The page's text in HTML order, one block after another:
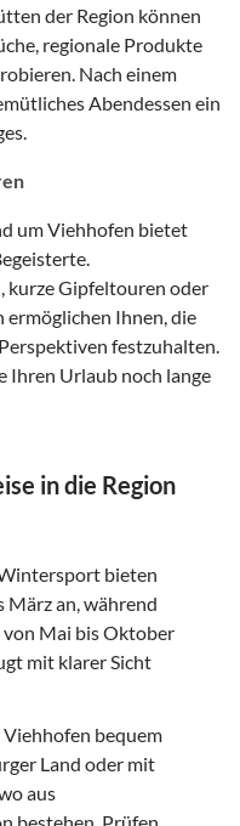
der Region können
regionale Produkte
Nach einem
Abendessen ein
um Viehhofen bietet
kurze Gipfeltouren oder
ermöglichen Ihnen, die
festzuhalten.
Ihren Urlaub noch lange
in die Region
bieten
März an, während
Mai bis Oktober
mit klarer Sicht
Viehhofen bequem
Land oder mit
aus